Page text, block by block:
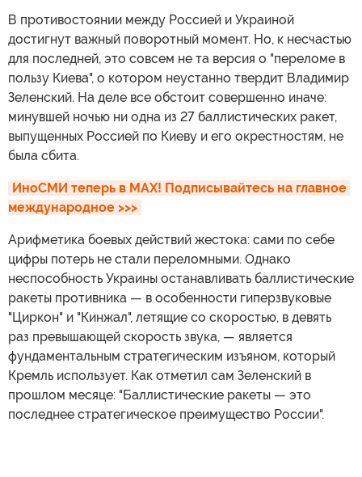
В противостоянии между Россией и Украиной
достигнут важный поворотный момент. Но, к несчастью
для последней, это совсем не та версия о "переломе в
пользу Киева", о котором неустанно твердит Владимир
Зеленский. На деле все обстоит совершенно иначе:
минувшей ночью ни одна из 27 баллистических ракет,
выпущенных Россией по Киеву и его окрестностям, не
была сбита.
ИноСМИ теперь в MAX! Подписывайтесь на главное
международное >>>
Арифметика боевых действий жестока: сами по себе
цифры потерь не стали переломными. Однако
неспособность Украины останавливать баллистические
ракеты противника — в особенности гиперзвуковые
"Циркон" и "Кинжал", летящие со скоростью, в девять
раз превышающей скорость звука, — является
фундаментальным стратегическим изъяном, который
Кремль использует. Как отметил сам Зеленский в
прошлом месяце: "Баллистические ракеты — это
последнее стратегическое преимущество России".